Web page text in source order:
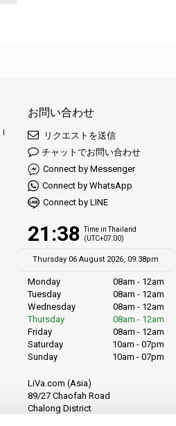
お問い合わせ
リクエストを送信
チャットでお問い合わせ
Connect by Messenger
Connect by WhatsApp
Connect by LINE
21:38 Time in Thailand
(UTC+07:00)
Thursday 06 August 2026, 09:38pm
Monday
08am - 12am
Tuesday
08am - 12am
Wednesday
08am - 12am
Thursday
08am - 12am
Friday
08am - 12am
Saturday
10am - 07pm
Sunday
10am - 07pm
LiVa.com (Asia)
89/27 Chaofah Road
Chalong District